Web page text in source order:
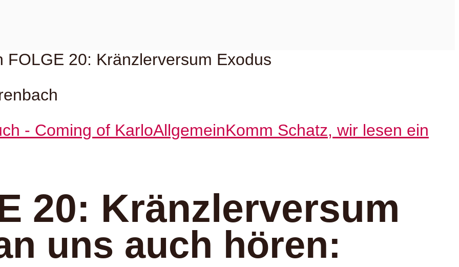
uns auch hören:
- Coming of KarloAllgemeinKomm Schatz, wir lesen ein
20: Kränzlerversum